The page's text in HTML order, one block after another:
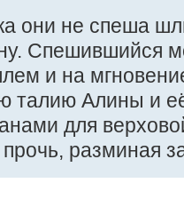
они не спеша
Спешившийся
и на
талию Алины и
для
разминая